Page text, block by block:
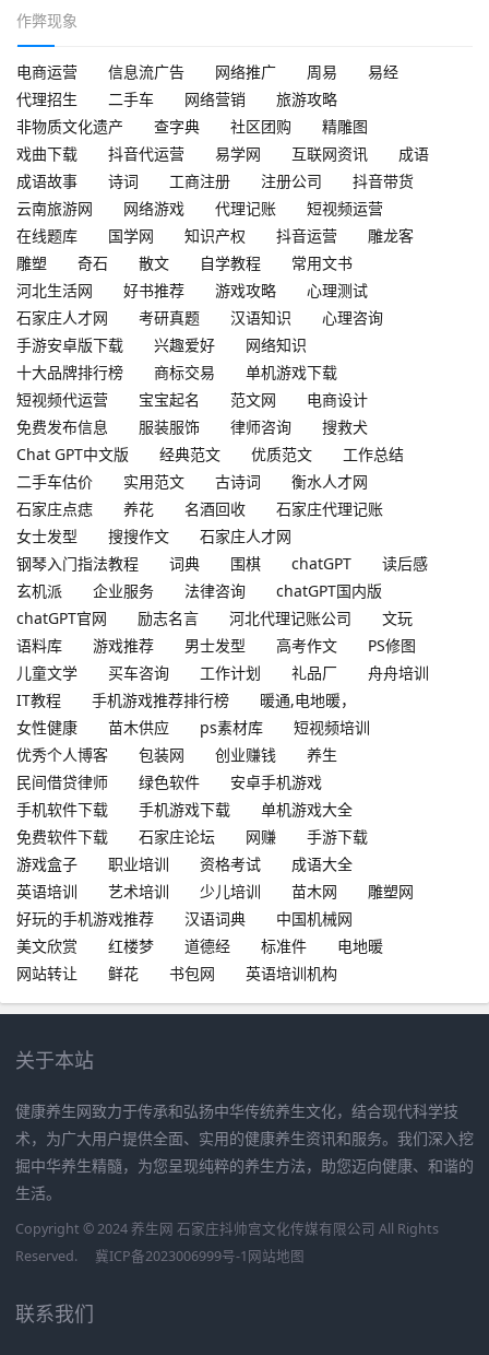
作弊现象
电商运营 信息流广告 网络推广 周易
易经
代理招生
二手车 网络营销
旅游攻略
非物质文化遗产
查字典 社区团购
精雕图
戏曲下载
抖音代运营 易学网 互联网资讯
成语
成语故事
诗词 工商注册 注册公司
抖音带货
云南旅游网
网络游戏 代理记账
短视频运营
在线题库
国学网 知识产权 抖音运营
雕龙客
雕塑
奇石 散文 自学教程
常用文书
河北生活网
好书推荐 游戏攻略
心理测试
石家庄人才网
考研真题 汉语知识
心理咨询
手游安卓版下载
兴趣爱好
网络知识
十大品牌排行榜
商标交易
单机游戏下载
短视频代运营
宝宝起名 范文网
电商设计
免费发布信息
服装服饰 律师咨询
搜救犬
Chat GPT中文版
经典范文 优质范文
工作总结
二手车估价
实用范文 古诗词
衡水人才网
石家庄点痣
养花 名酒回收
石家庄代理记账
女士发型
搜搜作文
石家庄人才网
钢琴入门指法教程
词典 围棋 chatGPT
读后感
玄机派
企业服务 法律咨询
chatGPT国内版
chatGPT官网
励志名言 河北代理记账公司
文玩
语料库
游戏推荐 男士发型 高考作文
PS修图
儿童文学
买车咨询 工作计划 礼品厂
舟舟培训
IT教程
手机游戏推荐排行榜
暖通,电地暖，
女性健康
苗木供应 ps素材库
短视频培训
优秀个人博客
包装网 创业赚钱
养生
民间借贷律师
绿色软件
安卓手机游戏
手机软件下载
手机游戏下载
单机游戏大全
免费软件下载
石家庄论坛 网赚
手游下载
游戏盒子
职业培训 资格考试
成语大全
英语培训
艺术培训 少儿培训 苗木网
雕塑网
好玩的手机游戏推荐
汉语词典
中国机械网
美文欣赏
红楼梦 道德经 标准件
电地暖
网站转让
鲜花 书包网 英语培训机构
关于本站
健康养生网致力于传承和弘扬中华传统养生文化，结合现代科学技
术，为广大用户提供全面、实用的健康养生资讯和服务。我们深入挖
掘中华养生精髓，为您呈现纯粹的养生方法，助您迈向健康、和谐的
生活。
Copyright © 2024 养生网 石家庄抖帅宫文化传媒有限公司 All Rights
Reserved.
冀ICP备2023006999号-1网站地图
联系我们